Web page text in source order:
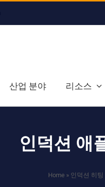
산업 분야 리소스
인덕션 애
Home » 인덕션 히팅